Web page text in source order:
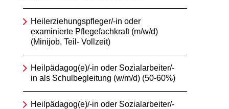
Heilerziehungspfleger/-in oder
examinierte Pflegefachkraft (m/w/d)
(Minijob, Teil- Vollzeit)
Heilpädagog(e)/-in oder Sozialarbeiter/-
in als Schulbegleitung (w/m/d) (50-60%)
Heilpädagog(e)/-in oder Sozialarbeiter/-